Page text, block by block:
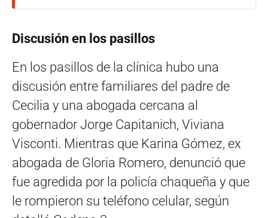
Discusión en los pasillos
En los pasillos de la clínica hubo una
discusión entre familiares del padre de
Cecilia y una abogada cercana al
gobernador Jorge Capitanich, Viviana
Visconti. Mientras que Karina Gómez, ex
abogada de Gloria Romero, denunció que
fue agredida por la policía chaqueña y que
le rompieron su teléfono celular, según